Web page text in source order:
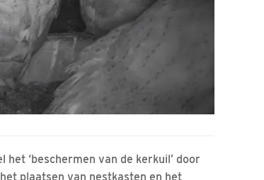
‘beschermen van de kerkuil’ door
plaatsen van nestkasten en het